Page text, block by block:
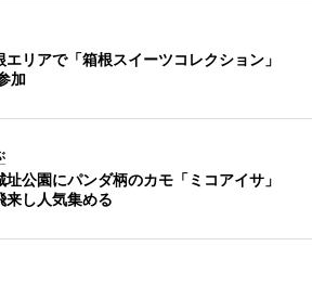
エリアで「箱根スイーツコレクション」
加
址公園にパンダ柄のカモ「ミコアイサ」
来し人気集める